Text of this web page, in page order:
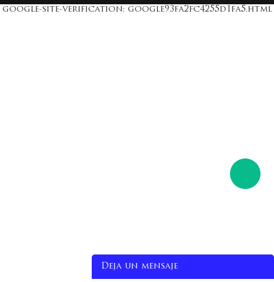
Deja un mensaje
google-site-verification: google93fa2fc4255d1fa5.html